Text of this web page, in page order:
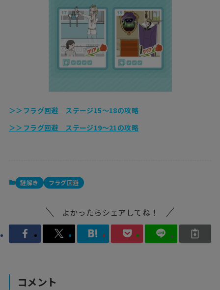
＞＞フラグ回避 ステージ15〜18の攻略
＞＞フラグ回避 ステージ19〜21の攻略
謎解き フラグ回避
よかったらシェアしてね！
コメント